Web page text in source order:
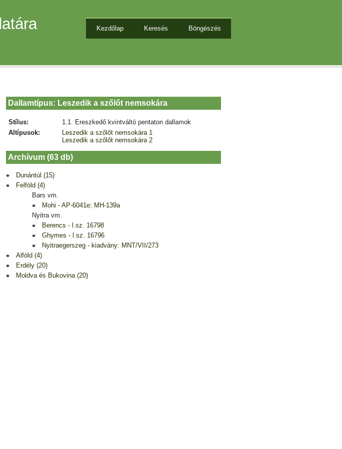
Kezdőlap Keresés Böngészés
Dallamtípus: Leszedik a szőlőt nemsokára
Stílus:
1.1. Ereszkedő kvintváltó pentaton dallamok
Altípusok:
Leszedik a szőlőt nemsokára 1
Leszedik a szőlőt nemsokára 2
Archívum (63 db)
Dunántúl (15)
Felföld (4)
Bars vm.
Mohi - AP-6041e; MH-139a
Nyitra vm.
Berencs - l.sz. 16798
Ghymes - l.sz. 16796
Nyitraegerszeg - kiadvány: MNT/VII/273
Alföld (4)
Erdély (20)
Moldva és Bukovina (20)